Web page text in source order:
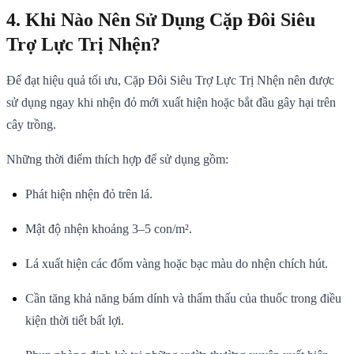
4. Khi Nào Nên Sử Dụng Cặp Đôi Siêu
Trợ Lực Trị Nhện?
Để đạt hiệu quả tối ưu, Cặp Đôi Siêu Trợ Lực Trị Nhện nên được
sử dụng ngay khi nhện đỏ mới xuất hiện hoặc bắt đầu gây hại trên
cây trồng.
Những thời điểm thích hợp để sử dụng gồm:
Phát hiện nhện đỏ trên lá.
Mật độ nhện khoảng 3–5 con/m².
Lá xuất hiện các đốm vàng hoặc bạc màu do nhện chích hút.
Cần tăng khả năng bám dính và thẩm thấu của thuốc trong điều
kiện thời tiết bất lợi.